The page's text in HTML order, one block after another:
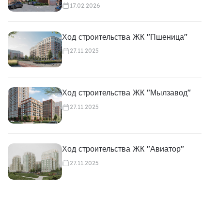
17.02.2026
Ход строительства ЖК "Пшеница"
27.11.2025
Ход строительства ЖК "Мылзавод"
27.11.2025
Ход строительства ЖК "Авиатор"
27.11.2025